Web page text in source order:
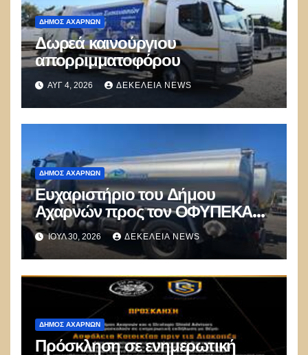
ΔΉΜΟΣ ΑΧΑΡΝΏΝ
Δωρεά καινούργιου
απορριμματοφόρου
ΑΥΓ 4, 2026 ΔΕΚΈΛΕΙΑ NEWS
ΔΉΜΟΣ ΑΧΑΡΝΏΝ
Ευχαριστήριο του Δήμου
Αχαρνών προς τον ΟΦΥΠΕΚΑ
για δωρεά οχημάτων
ΙΟΎΛ 30, 2026 ΔΕΚΈΛΕΙΑ NEWS
ΔΉΜΟΣ ΑΧΑΡΝΏΝ
Πρόσκληση σε ενημερωτική